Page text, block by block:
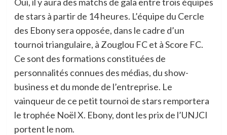
de stars à partir de 14 heures. L’équipe du Cercle
des Ebony sera opposée, dans le cadre d’un
tournoi triangulaire, à Zouglou FC et à Score FC.
Ce sont des formations constituées de
personnalités connues des médias, du show-
business et du monde de l’entreprise. Le
vainqueur de ce petit tournoi de stars remportera
le trophée Noël X. Ebony, dont les prix de l’UNJCI
portent le nom.